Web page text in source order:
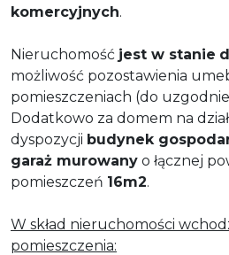
komercyjnych.
Nieruchomość jest w stanie
możliwość pozostawienia
pomieszczeniach (do
Dodatkowo za domem na
dyspozycji budynek
garaż murowany o łącznej
pomieszczeń 16m2.
W skład nieruchomości
pomieszczenia: